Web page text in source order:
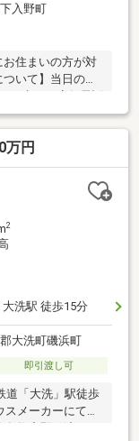
入野町
住まいの方が対
いて】当日の内
せ先≫・店舗電話
万円
2
洗駅 徒歩15分
大洗町磯浜町
即引渡し可
「大洗」駅徒歩
メーカーにて建